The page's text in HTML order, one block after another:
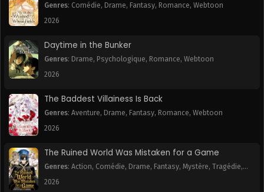
Genres: Comédie, Drame, Fantasy, Romance, Webtoon
2026
Daytime in the Bunker
Genres: Drame, Psychologique, Romance, Webtoon
2026
The Baddest Villainess Is Back
Genres: Aventure, Drame, Fantasy, Romance, Webtoon
2026
The Ruined World Was Mistaken for a Game
Genres: Action, Comédie, Drame, Fantasy, Mystère, Tragédie,
Webtoon
2026